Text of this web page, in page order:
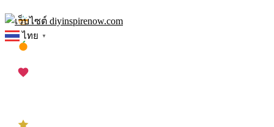
Skip
to
content
ไทย ▼
เทศกาลสงกรานต์